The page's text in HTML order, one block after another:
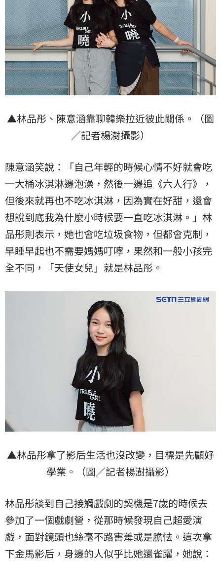
▲林品彤、陳意涵靠聊韓樂拉近彼此關係。（圖
／記者楊澍攝影）
陳意涵笑說：「自己年輕的時候心情不好就會吃
一大桶冰淇淋邊泡澡，然後一邊追《六人行》，
但後來就再也不吃冰淇淋，因為實在好甜，還會
想說到底我為什麼小時候要一直吃冰淇淋。」林
品彤則表示，她也會吃垃圾食物，但都會克制，
早睡早起也不需要媽媽叮嚀，果然和一般小孩完
全不同，「天使女兒」就是林品彤。
▲林品彤拿了影后生活也沒改變，目標是先顧好
學業。（圖／記者楊澍攝影）
林品彤談到自己接觸戲劇的契機是7歲的時候去
參加了一個戲劇營，從那時候發現自己超愛演
戲，面對鏡頭也絲毫不路害羞或是膽怯。這次拿
下金馬影后，身邊的人似乎比她還雀躍，她說：